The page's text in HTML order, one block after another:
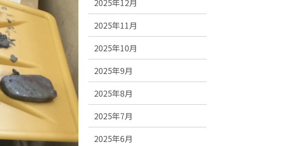
2025年12月
2025年11月
2025年10月
2025年9月
2025年8月
2025年7月
2025年6月